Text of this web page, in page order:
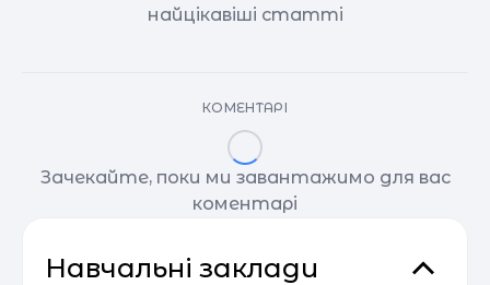
найцікавіші статті
КОМЕНТАРІ
Зачекайте, поки ми завантажимо для вас
коментарі
Навчальні заклади